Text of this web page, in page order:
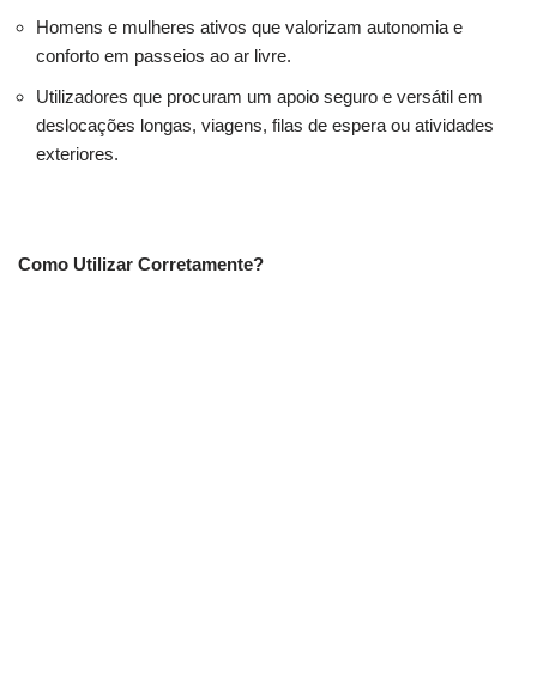
Homens e mulheres ativos que valorizam autonomia e
conforto em passeios ao ar livre.
Utilizadores que procuram um apoio seguro e versátil em
deslocações longas, viagens, filas de espera ou atividades
exteriores.
Como Utilizar Corretamente?